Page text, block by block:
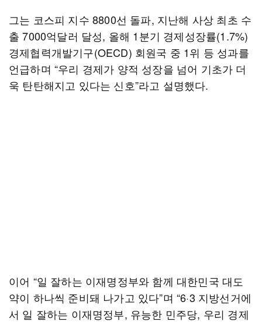
그는 코스피 지수 8800선 돌파, 지난해 사상 최초 수
출 7000억달러 달성, 올해 1분기 경제성장률(1.7%)
경제협력개발기구(OECD) 회원국 중 1위 등 성과를
언급하며 “우리 경제가 양적 성장을 넘어 기초가 더
욱 탄탄해지고 있다는 신호”라고 설명했다.
이어 “일 잘하는 이재명정부와 함께 대한민국 대도
약이 하나씩 준비돼 나가고 있다”며 “6·3 지방선거에
서 일 잘하는 이재명정부, 유능한 민주당, 우리 경제